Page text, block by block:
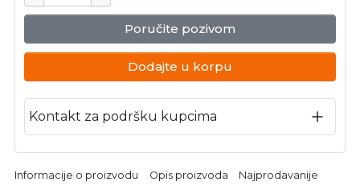
Poručite pozivom
Dodajte u korpu
Kontakt za podršku kupcima
Informacije o proizvodu Opis proizvoda Najprodavanije